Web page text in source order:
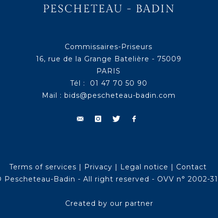
Commissaires-Priseurs
16, rue de la Grange Batelière - 75009
PARIS
Tél : 01 47 70 50 90
Mail : bids@pescheteau-badin.com
Terms of services | Privacy | Legal notice | Contact
Pescheteau-Badin - All right reserved - OVV n° 2002-
Created by our partner